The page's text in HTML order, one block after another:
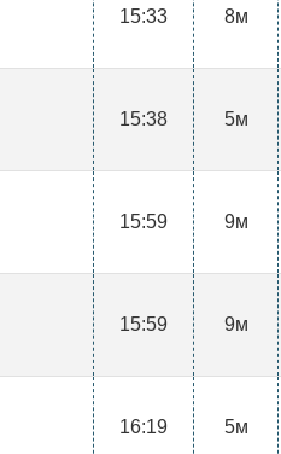
15:33 8м
15:38 5м
15:59 9м
15:59 9м
16:19 5м